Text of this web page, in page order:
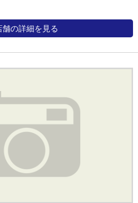
舗の詳細を見る